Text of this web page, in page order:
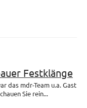
Festklänge
das mdr-Team u.a. Gast
Sie rein...